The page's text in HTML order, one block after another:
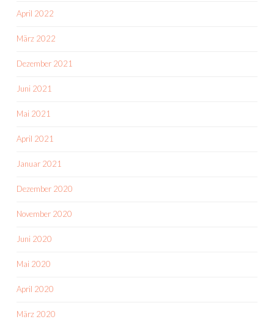
April 2022
März 2022
Dezember 2021
Juni 2021
Mai 2021
April 2021
Januar 2021
Dezember 2020
November 2020
Juni 2020
Mai 2020
April 2020
März 2020